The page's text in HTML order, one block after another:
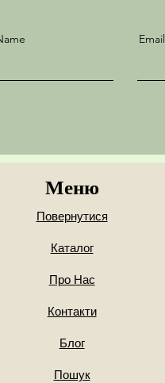
Email
Меню
Повернутися
Каталог
Про Нас
Контакти
Блог
Пошук